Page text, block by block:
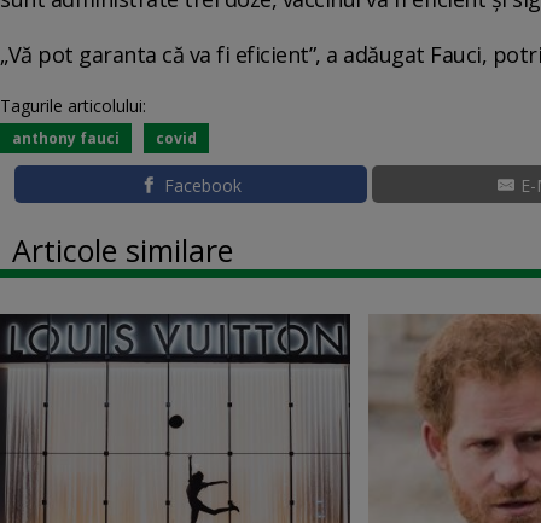
„Vă pot garanta că va fi eficient”, a adăugat Fauci,
Tagurile articolului:
anthony fauci covid
Facebook
Articole similare